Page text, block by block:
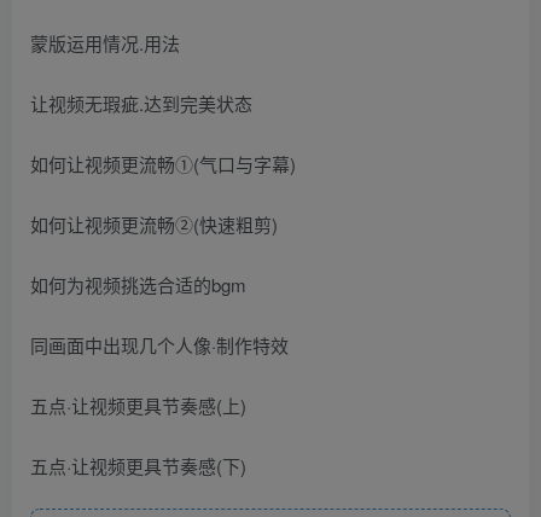
蒙版运用情况.用法
让视频无瑕疵.达到完美状态
如何让视频更流畅①(气口与字幕)
如何让视频更流畅②(快速粗剪)
如何为视频挑选合适的bgm
同画面中出现几个人像·制作特效
五点·让视频更具节奏感(上)
五点·让视频更具节奏感(下)